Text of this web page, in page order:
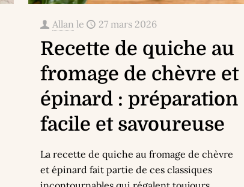
Allan le 27 mars 2026
Recette de quiche au
fromage de chèvre et
épinard : préparation
facile et savoureuse
La recette de quiche au fromage de chèvre
et épinard fait partie de ces classiques